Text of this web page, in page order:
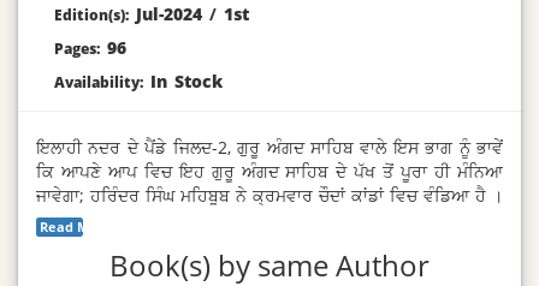
Edition(s): Jul-2024 / 1st
Pages: 96
Availability: In Stock
ਇਲਾਹੀ ਨਦਰ ਦੇ ਪੈਂਡੇ ਜਿਲਦ-2, ਗੁਰੂ ਅੰਗਦ ਸਾਹਿਬ ਵਾਲੇ ਇਸ ਭਾਗ ਨੂੰ ਭਾਵੇਂ
ਕਿ ਆਪਣੇ ਆਪ ਵਿਚ ਇਹ ਗੁਰੂ ਅੰਗਦ ਸਾਹਿਬ ਦੇ ਪੱਖ ਤੋਂ ਪੂਰਾ ਹੀ ਮੰਨਿਆ
ਜਾਵੇਗਾ; ਹਰਿੰਦਰ ਸਿੰਘ ਮਹਿਬੂਬ ਨੇ ਕ੍ਰਮਵਾਰ ਚੌਦਾਂ ਕਾਂਡਾਂ ਵਿਚ ਵੰਡਿਆ ਹੈ ।
ਹਰ ਕਾਂਡ ਗੁਰੂ ਅੰਗਦ ਸਾਹਿਬ ਦੇ ਗੁਰੂ ਬਣਨ ਤੋਂ ਲੈ ਕੇ ਉਨ੍ਹਾਂ ਦੇ ਗੁਰੂ ਮਾਰਗ ਨੂੰ
ਤੀਸਰੇ ਗੁਰੂ ਅਮਰਦਾਸ ਜੀ ਤੱਕ ਪਹੁੰਚਣ ਦੇ ਪੂਰੇ ਗੁਰੂ ਦੇ ‘ਪੂਰੇ ਸਾਹ’ ਦੀ ਆਪਣੀ
ਆਪਣੀ ਤਰ੍ਹਾਂ ਅਤਿ ਤਸੱਲੀਬਖ਼ਸ਼ ਢੰਗ ਨਾਲ ਪੂਰਤੀ ਕਰਦਾ ਹੈ ।
Read More...
Book(s) by same Author